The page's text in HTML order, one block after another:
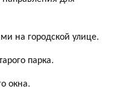
на городской улице.
парка.
окна.